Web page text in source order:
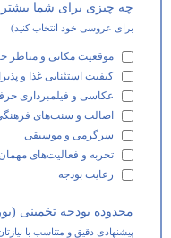
چه چیزی برای شما
برای عروسی خود انتخاب کنید)
موقعیت مکانی و مناظر
کیفیت استثنایی غذا و
عکاسی و فیلمبرداری
اصالت و سنت‌های
سرگرمی و موسیقی
تجربه و فعالیت‌های مهمان
رعایت بودجه
محدوده بودجه تخمینی
پیشنهادی دقیق و متناسب با